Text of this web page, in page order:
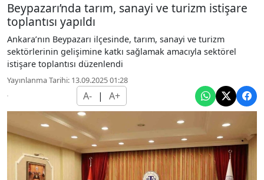
Beypazarı’nda tarım, sanayi ve turizm istişare
toplantısı yapıldı
Ankara’nın Beypazarı ilçesinde, tarım, sanayi ve turizm
sektörlerinin gelişimine katkı sağlamak amacıyla sektörel
istişare toplantısı düzenlendi
Yayınlanma Tarihi: 13.09.2025 01:28
A- | A+